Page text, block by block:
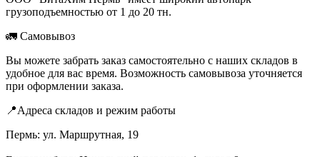
грузоподъемностью от 1 до 20 тн.
🚛 Самовывоз
Вы можете забрать заказ самостоятельно с наших складов в
удобное для вас время. Возможность самовывоза уточняется
при оформлении заказа.
📍Адреса складов и режим работы
Пермь: ул. Маршрутная, 19